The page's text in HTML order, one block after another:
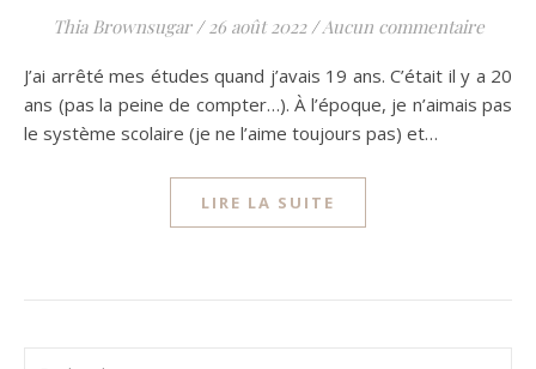
Thia Brownsugar / 26 août 2022 /Aucun commentaire
J’ai arrêté mes études quand j’avais 19 ans. C’était il y a 20
ans (pas la peine de compter…). À l’époque, je n’aimais pas
le système scolaire (je ne l’aime toujours pas) et…
LIRE LA SUITE